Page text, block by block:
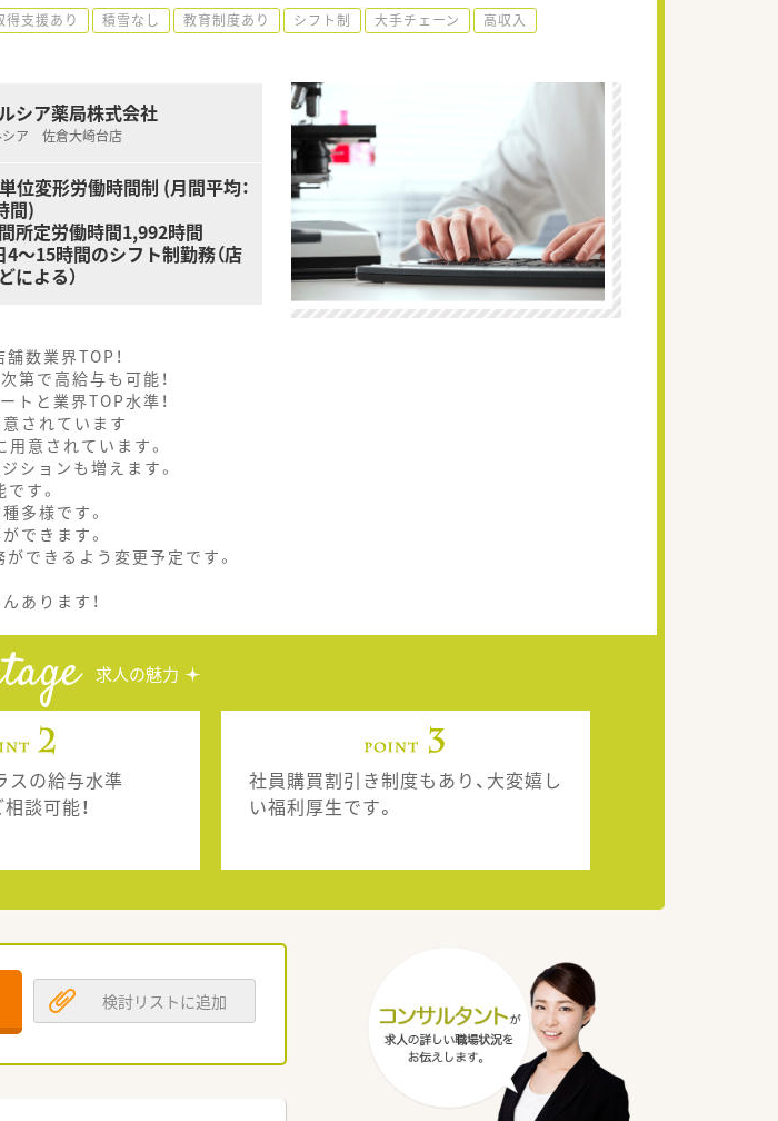
得支援あり 積雪なし 教育制度あり シフト制 大手チェーン
高収入
シア薬局株式会社
シア 佐倉大崎台店
位変形労働時間制 (月間平均：
間)
所定労働時間1,992時間
～15時間のシフト制勤務（店
による）
数業界TOP！
第で高給与も可能！
トと業界TOP水準！
されています
意されています。
ションも増えます。
す。
多様です。
できます。
できるよう変更予定です。
あります！
求人の魅力
の給与水準
談可能！
社員購買割引き制度もあり、大変嬉し
い福利厚生です。
検討リストに追加